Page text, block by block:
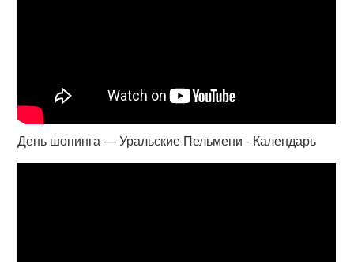
День шопинга — Уральские Пельмени - Календарь